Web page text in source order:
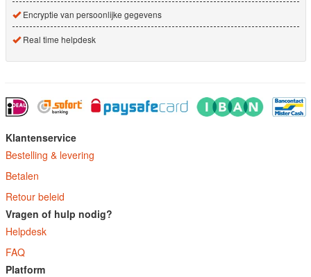
Encryptie van persoonlijke gegevens
Real time helpdesk
Klantenservice
Bestelling & levering
Betalen
Retour beleid
Vragen of hulp nodig?
Helpdesk
FAQ
Platform